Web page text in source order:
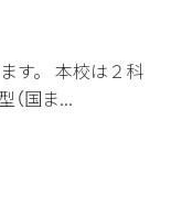
す。 本校は２科
（国ま...